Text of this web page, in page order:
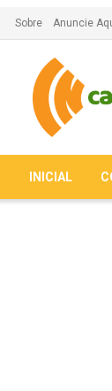
Sobre Anuncie
INICIAL